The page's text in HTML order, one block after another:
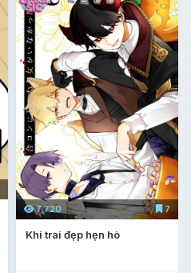
7,720 7
Khi trai đẹp hẹn hò